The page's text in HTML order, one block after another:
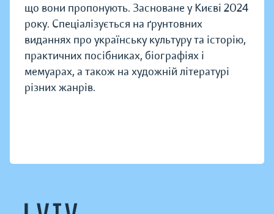
що вони пропонують. Засноване у Києві 2024
року. Спеціалізується на ґрунтовних
виданнях про українську культуру та історію,
практичних посібниках, біографіях і
мемуарах, а також на художній літературі
різних жанрів.